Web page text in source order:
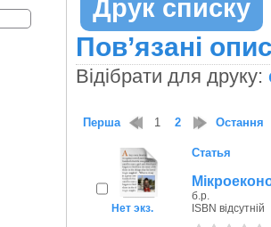
Друк списку
Пов’язані
Відібрати для друку:
Перша 1 2 Остання
Нет экз.
Статья
б.р.
ISBN відсутній